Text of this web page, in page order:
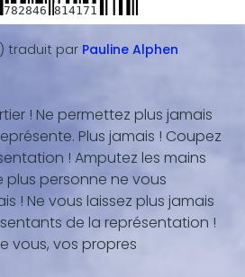
782846 814171
traduit par Pauline Alphen
! Ne permettez plus jamais
Plus jamais ! Coupez
! Amputez les mains
plus personne ne vous
! Ne vous laissez plus jamais
de la représentation !
vous, vos propres